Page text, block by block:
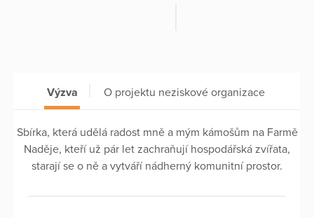
Výzva O projektu neziskové organizace
Sbírka, která udělá radost mně a mým kámošům na Farmě
Naděje, kteří už pár let zachraňují hospodářská zvířata,
starají se o ně a vytváří nádherný komunitní prostor.